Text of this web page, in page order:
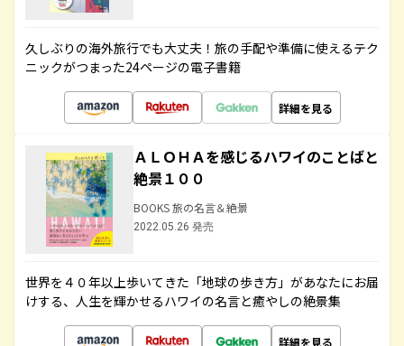
久しぶりの海外旅行でも大丈夫！旅の手配や準備に使えるテク
ニックがつまった24ページの電子書籍
詳細を見る
ＡＬＯＨＡを感じるハワイのことばと
絶景１００
BOOKS 旅の名言＆絶景
2022.05.26 発売
世界を４０年以上歩いてきた「地球の歩き方」があなたにお届
けする、人生を輝かせるハワイの名言と癒やしの絶景集
詳細を見る